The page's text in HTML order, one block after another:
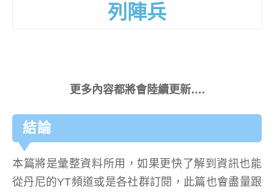
列陣兵
更多內容都將會陸續更新….
結論
本篇將是彙整資料所用，如果更快了解到資訊也能
從丹尼的YT頻道或是各社群訂閱，此篇也會盡量跟